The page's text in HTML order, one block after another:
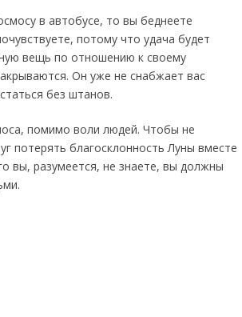
в автобусе, то вы беднеете
потому что удача будет
вещь по отношению к своему
Он уже не снабжает вас
без штанов.
помимо воли людей. Чтобы не
потерять благосклонность Луны вместе
вы, разумеется, не знаете, вы должны